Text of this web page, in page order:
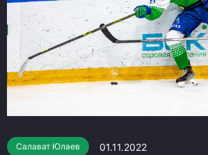
Салават Юлаев 01.11.2022